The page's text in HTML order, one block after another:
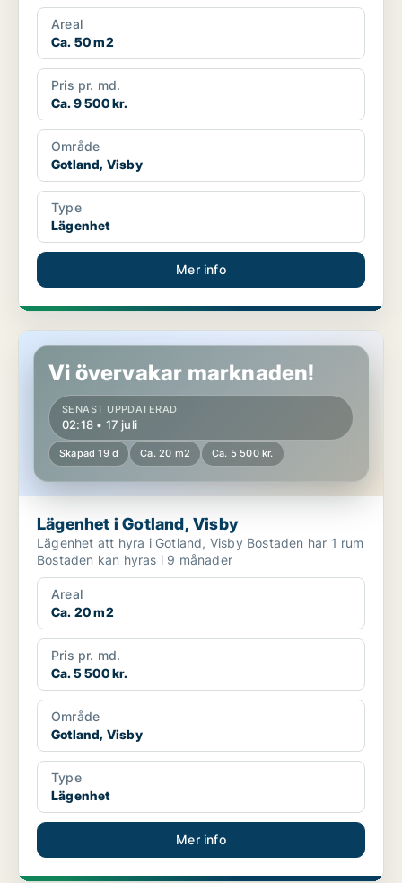
Areal
Ca. 50 m2
Pris pr. md.
Ca. 9 500 kr.
Område
Gotland, Visby
Type
Lägenhet
Mer info
Lägenhet i Gotland, Visby
Vi övervakar marknaden!
SENAST UPPDATERAD
02:18 • 17 juli
Skapad 19 d Ca. 20 m2 Ca. 5 500 kr.
Lägenhet i Gotland, Visby
Lägenhet att hyra i Gotland, Visby Bostaden har 1 rum
Bostaden kan hyras i 9 månader
Areal
Ca. 20 m2
Pris pr. md.
Ca. 5 500 kr.
Område
Gotland, Visby
Type
Lägenhet
Mer info